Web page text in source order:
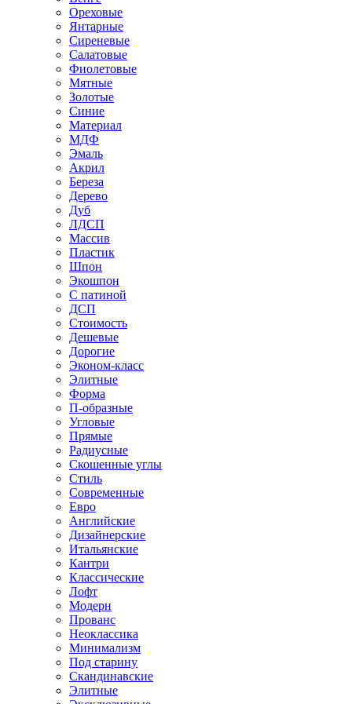
Ореховые
Янтарные
Сиреневые
Салатовые
Фиолетовые
Мятные
Золотые
Синие
Материал
МДФ
Эмаль
Акрил
Береза
Дерево
Дуб
ЛДСП
Массив
Пластик
Шпон
Экошпон
С патиной
ДСП
Стоимость
Дешевые
Дорогие
Эконом-класс
Элитные
Форма
П-образные
Угловые
Прямые
Радиусные
Скошенные углы
Стиль
Современные
Евро
Английские
Дизайнерские
Итальянские
Кантри
Классические
Лофт
Модерн
Прованс
Неоклассика
Минимализм
Под старину
Скандинавские
Элитные